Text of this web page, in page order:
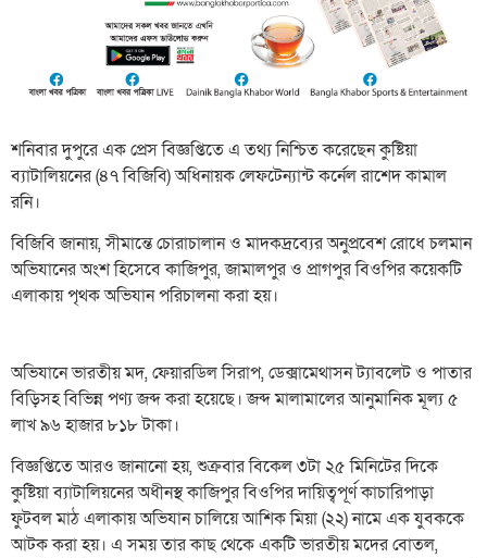
শনিবার দুপুরে এক প্রেস বিজ্ঞপ্তিতে এ তথ্য নিশ্চিত করেছেন কুষ্টিয়া
ব্যাটালিয়নের (৪৭ বিজিবি) অধিনায়ক লেফটেন্যান্ট কর্নেল রাশেদ কামাল
রনি।
বিজিবি জানায়, সীমান্তে চোরাচালান ও মাদকদ্রব্যের অনুপ্রবেশ রোধে চলমান
অভিযানের অংশ হিসেবে কাজিপুর, জামালপুর ও প্রাগপুর বিওপির কয়েকটি
এলাকায় পৃথক অভিযান পরিচালনা করা হয়।
অভিযানে ভারতীয় মদ, ফেয়ারডিল সিরাপ, ডেক্সামেথাসন ট্যাবলেট ও পাতার
বিড়িসহ বিভিন্ন পণ্য জব্দ করা হয়েছে। জব্দ মালামালের আনুমানিক মূল্য ৫
লাখ ৯৬ হাজার ৮১৮ টাকা।
বিজ্ঞপ্তিতে আরও জানানো হয়, শুক্রবার বিকেল ৩টা ২৫ মিনিটের দিকে
কুষ্টিয়া ব্যাটালিয়নের অধীনস্থ কাজিপুর বিওপির দায়িত্বপূর্ণ কাচারিপাড়া
ফুটবল মাঠ এলাকায় অভিযান চালিয়ে আশিক মিয়া (২২) নামে এক যুবককে
আটক করা হয়। এ সময় তার কাছ থেকে একটি ভারতীয় মদের বোতল,